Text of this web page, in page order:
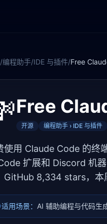
/编程助手/IDE 与插件/Free
Free
开源 编程助手 › IDE 与插件
使用 Claude Code 的终
扩展和 Discord 机
GitHub 8,334 stars，本
适用场景： AI 辅助编程与代码生